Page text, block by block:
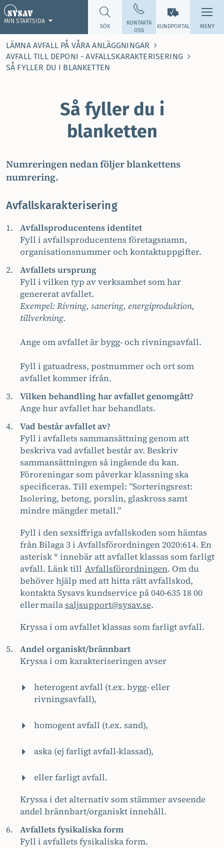
KUNDPORTAL
SÖK
KONTAKTA
OSS
MENY
MIN STARTSIDA
LÄMNA AVFALL PÅ VÅRA ANLÄGGNINGAR
AVFALL TILL DEPONI - AVFALLSKARAKTERISERING
SÅ FYLLER DU I BLANKETTEN
Så fyller du i
blanketten
Numreringen nedan följer blankettens
numrering.
Avfallskarakterisering
Avfallsproducentens identitet
Fyll i avfallsproducentens företagsnamn,
organisationsnummer och kontaktuppgifter.
Avfallets ursprung
Fyll i vilken typ av verksamhet som har
genererat avfallet.
Exempel: Rivning, sanering, energiproduktion,
tillverkning.
Ange om avfallet är bygg- och rivningsavfall.
Fyll i gatuadress, postnummer och ort som
avfallet kommer ifrån.
Vilken behandling har avfallet genomgått?
Ange hur avfallet har behandlats.
Vad består avfallet av?
Fyll i avfallets sammansättning genom att
beskriva vad avfallet består av. Beskriv
sammansättningen så ingående du kan.
Föroreningar som påverkar klassning ska
specificeras. Till exempel: ”Sorteringsrest:
Isolering, betong, porslin, glaskross samt
mindre mängder metall.”
Fyll i den sexsiffriga avfallskoden som hämtas
från Bilaga 3 i Avfallsförordningen 2020:614. En
asterisk * innebär att avfallet klassas som farligt
avfall. Länk till Avfallsförordningen. Om du
behöver hjälp med att hitta rätt avfallskod,
kontakta Sysavs kundservice på 040-635 18 00
eller mailasaljsupport@sysav.se.
Kryssa i om avfallet klassas som farligt avfall.
Andel organiskt/brännbart
Kryssa i om karakteriseringen avser
heterogent avfall (t.ex. bygg- eller
rivningsavfall),
homogent avfall (t.ex. sand),
aska (ej farligt avfall-klassad),
eller farligt avfall.
Kryssa i det alternativ som stämmer avseende
andel brännbart/organiskt innehåll.
Avfallets fysikaliska form
Fyll i avfallets fysikaliska form.